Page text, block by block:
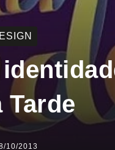
Tarde
10/2013